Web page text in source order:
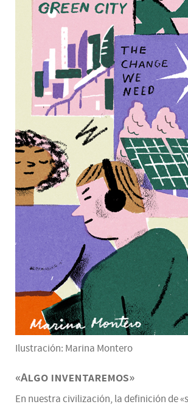
Ilustración: Marina Montero
«Algo inventaremos»
En nuestra civilización, la definición de